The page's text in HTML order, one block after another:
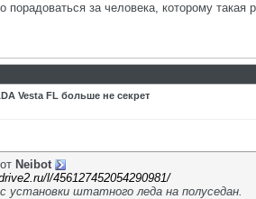
порадоваться за человека, которому такая
Vesta FL больше не секрет
Neibot
l/456127452054290981/
установки штатного леда на полуседан.